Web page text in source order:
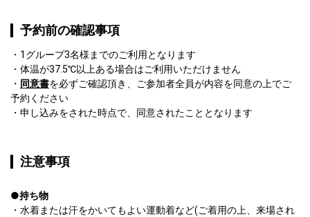
予約前の確認事項
1グループ3名様までのご利用となります
体温が37.5℃以上ある場合はご利用いただけません
同意書を必ずご確認頂き、ご参加者全員が内容を同意の上でご
予約ください
申し込みをされた時点で、同意されたこととなります
注意事項
●持ち物
・水着または汗をかいてもよい運動着など(ご着用の上、来場され